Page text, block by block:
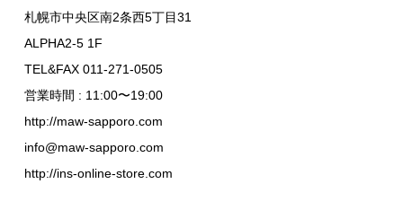
札幌市中央区南2条西5丁目31
ALPHA2-5 1F
TEL&FAX 011-271-0505
営業時間 : 11:00〜19:00
http://maw-sapporo.com
info@maw-sapporo.com
http://ins-online-store.com